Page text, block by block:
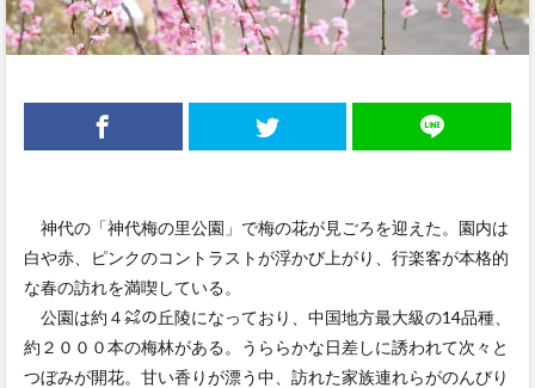
神代の「神代梅の里公園」で梅の花が見ごろを迎えた。園内は
白や赤、ピンクのコントラストが浮かび上がり、行楽客が本格的
な春の訪れを満喫している。
公園は約４㌶の丘陵になっており、中国地方最大級の14品種、
約２０００本の梅林がある。うららかな日差しに誘われて次々と
つぼみが開花。甘い香りが漂う中、訪れた家族連れらがのんびり